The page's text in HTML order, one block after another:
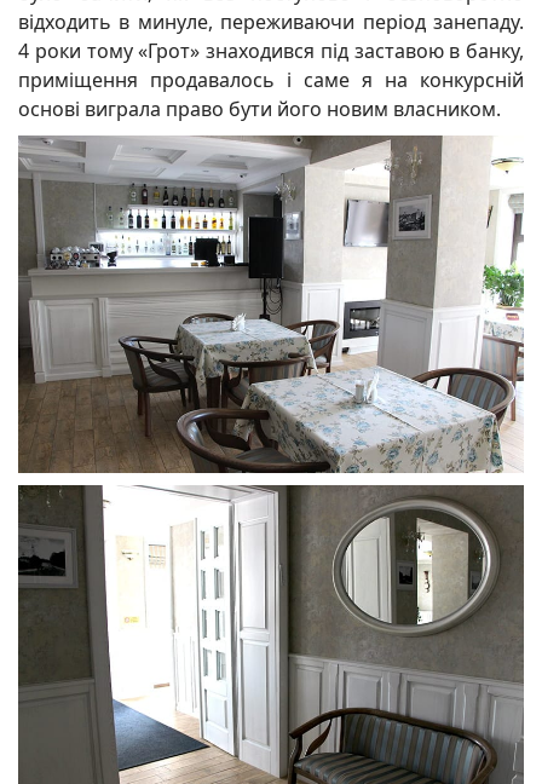
відходить в минуле, переживаючи період занепаду.
4 роки тому «Грот» знаходився під заставою в банку,
приміщення продавалось і саме я на конкурсній
основі виграла право бути його новим власником.